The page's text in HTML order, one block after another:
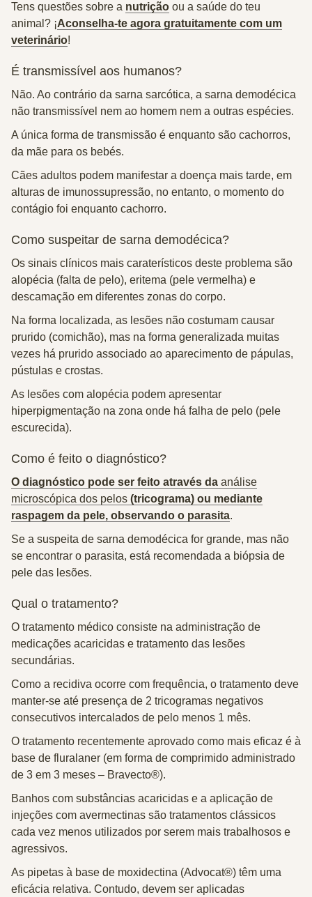
Tens questões sobre a nutrição ou a saúde do teu
animal? ¡Aconselha-te agora gratuitamente com um
veterinário!
É transmissível aos humanos?
Não. Ao contrário da sarna sarcótica, a sarna demodécica
não transmissível nem ao homem nem a outras espécies.
A única forma de transmissão é enquanto são cachorros,
da mãe para os bebés.
Cães adultos podem manifestar a doença mais tarde, em
alturas de imunossupressão, no entanto, o momento do
contágio foi enquanto cachorro.
Como suspeitar de sarna demodécica?
Os sinais clínicos mais caraterísticos deste problema são
a lopécia (falta de pelo), eritema (pele vermelha) e
descamação em diferentes zonas do corpo.
Na forma localizada, as lesões não costumam causar
prurido (comichão), mas na forma generalizada muitas
vezes há prurido associado ao aparecimento de pápulas,
pústulas e crostas.
As lesões com alopécia podem apresentar
hiperpigmentação na zona onde há falha de pelo (pele
escurecida).
Como é feito o diagnóstico?
O diagnóstico pode ser feito através da análise
microscópica dos pelos (tricograma) ou mediante
raspagem da pele, observando o parasita.
Se a suspeita de sarna demodécica for grande, mas não
se encontrar o parasita, está recomendada a biópsia de
pele das lesões.
Qual o tratamento?
O tratamento médico consiste na administração de
medicações acaricidas e tratamento das lesões
secundárias.
Como a recidiva ocorre com frequência, o tratamento deve
manter-se até presença de 2 tricogramas negativos
consecutivos intercalados de pelo menos 1 mês.
O tratamento recentemente aprovado como mais eficaz é à
base de fluralaner (em forma de comprimido administrado
de 3 em 3 meses – Bravecto®).
Banhos com substâncias acaricidas e a aplicação de
injeções com avermectinas são tratamentos clássicos
cada vez menos utilizados por serem mais trabalhosos e
agressivos.
As pipetas à base de moxidectina (Advocat®) têm uma
eficácia relativa. Contudo, devem ser aplicadas